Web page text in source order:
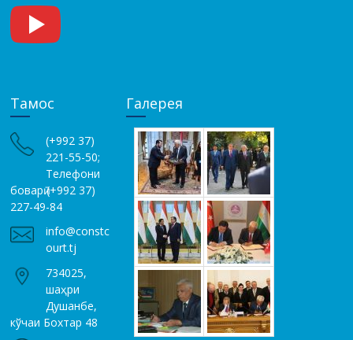
Тамос
(+992 37)
221-55-50;
Телефони
боварӣ (+992 37)
227-49-84
info@constc
ourt.tj
734025,
шаҳри
Душанбе,
кўчаи Бохтар 48
Галерея